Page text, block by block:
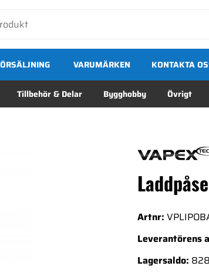
Tillbehör & Delar Bygghobby Övrigt
VARUMÄRKEN KONTAKTA
Artnr:
Leverantörens
Lagersaldo: